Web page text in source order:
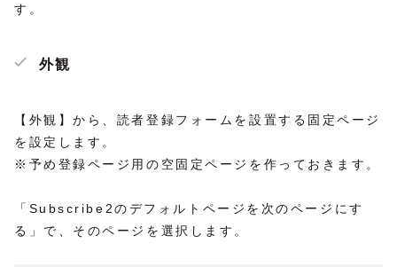
す。
外観
【外観】から、読者登録フォームを設置する固定ページ
を設定します。
※予め登録ページ用の空固定ページを作っておきます。
「Subscribe2のデフォルトページを次のページにす
る」で、そのページを選択します。